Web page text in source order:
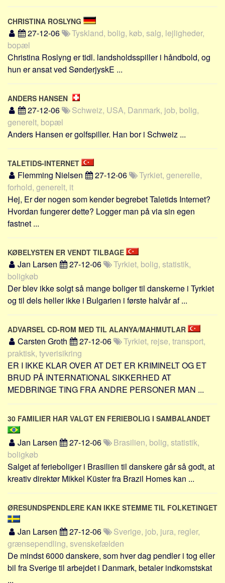
Forhistorien
Redigering
Tekstannoncer
Bannere
Hjælp
CHRISTINA ROSLYNG
27-12-06
Tyskland, bolig, køb, salg, lejligheder,
bopæl
Christina Roslyng er tidl. landsholdsspiller i håndbold, og
hun er ansat ved SønderjyskE ...
ANDERS HANSEN
27-12-06
Schweiz, USA, Danmark, job, bolig,
generelt, bopæl
Anders Hansen er golfspiller. Han bor i Schweiz ...
TALETIDS-INTERNET
Flemming Nielsen 27-12-06
Tyrkiet, generelle,
forhold, generelt, it
Hej, Er der nogen som kender begrebet Taletids Internet?
Hvordan fungerer dette? Logger man på via sin egen
fastnet ...
KØBELYSTEN ER VENDT TILBAGE
Jan Larsen 27-12-06
Tyrkiet, bolig, statistik,
boligkøb
Der blev ikke solgt så mange boliger til danskerne i Tyrkiet
og til dels heller ikke i Bulgarien i første halvår af ...
ADVARSEL CD-ROM MED TIL ALANYA/MAHMUTLAR
Carsten Groth 27-12-06
Tyrkiet, rejse, transport,
praktisk, tyverisikring
ER I IKKE KLAR OVER AT DET ER KRIMINELT OG ET
BRUD PÅ INTERNATIONAL SIKKERHED AT
MEDBRINGE TING FRA ANDRE PERSONER MAN ...
30 FAMILIER HAR VALGT EN FERIEBOLIG I SAMBALANDET
Jan Larsen 27-12-06
Brasilien, bolig, statistik,
boligkøb
Salget af ferieboliger i Brasilien til danskere går så godt, at
kreativ direktør Mikkel Küster fra Brazil Homes kan ...
ØRESUNDSPENDLERE KAN IKKE STEMME TIL FOLKETINGET
Jan Larsen 27-12-06
Sverige, job, jura, regler,
grænsependling, svenskefælden
De mindst 6000 danskere, som hver dag pendler i tog eller
bil fra Sverige til arbejdet i Danmark, betaler indkomstskat
...